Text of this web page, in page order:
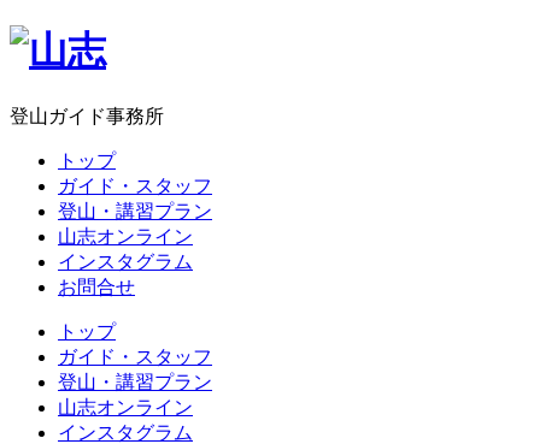
登山ガイド事務所
トップ
ガイド・スタッフ
登山・講習プラン
山志オンライン
インスタグラム
お問合せ
トップ
ガイド・スタッフ
登山・講習プラン
山志オンライン
インスタグラム